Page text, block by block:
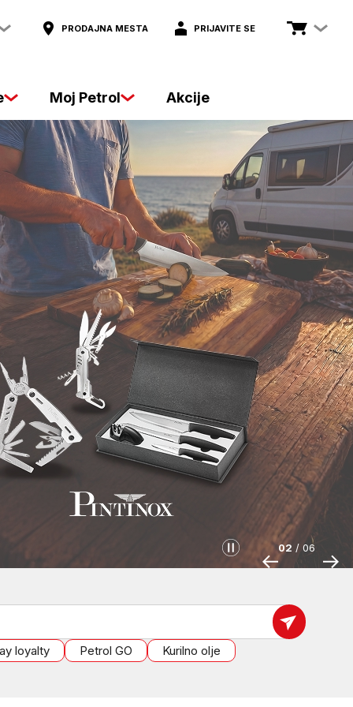
PRODAJNA MESTA PRIJAVITE SE
Moj Petrol Akcije
???petrol-
02 / 06
loyalty Petrol GO Kurilno olje